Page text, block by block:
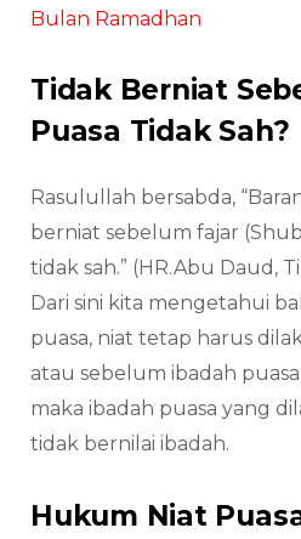
Bulan Ramadhan
Tidak Berniat
Puasa Tidak Sah?
Rasulullah bersabda,
berniat sebelum fajar
tidak sah.” (HR.Abu Daud,
Dari sini kita mengetahui
puasa, niat tetap harus
atau sebelum ibadah
maka ibadah puasa yang
tidak bernilai ibadah.
Hukum Niat